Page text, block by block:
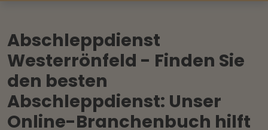
Abschleppdienst
Westerrönfeld - Finden Sie
den besten
Abschleppdienst: Unser
Online-Branchenbuch hilft